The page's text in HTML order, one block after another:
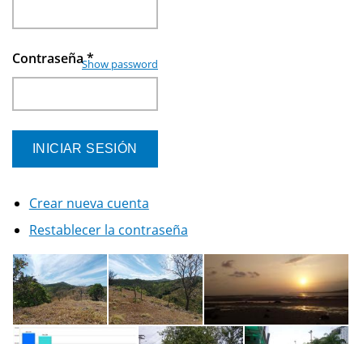
Contraseña*
Show password
Crear nueva cuenta
Restablecer la contraseña